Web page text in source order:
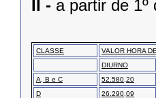
II - a partir de 1º
CLASSE
VALOR HORA
DIURNO
A, B e C
52.580,20
D
26.290,09